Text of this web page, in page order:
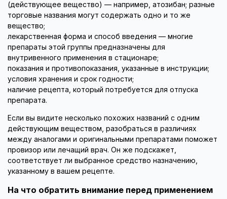
(действующее вещество) — например, атозибан; разные
торговые названия могут содержать одно и то же
вещество;
лекарственная форма и способ введения — многие
препараты этой группы предназначены для
внутривенного применения в стационаре;
показания и противопоказания, указанные в инструкции;
условия хранения и срок годности;
наличие рецепта, который потребуется для отпуска
препарата.
Если вы видите несколько похожих названий с одним
действующим веществом, разобраться в различиях
между аналогами и оригинальными препаратами поможет
провизор или лечащий врач. Он же подскажет,
соответствует ли выбранное средство назначению,
указанному в вашем рецепте.
На что обратить внимание перед применением